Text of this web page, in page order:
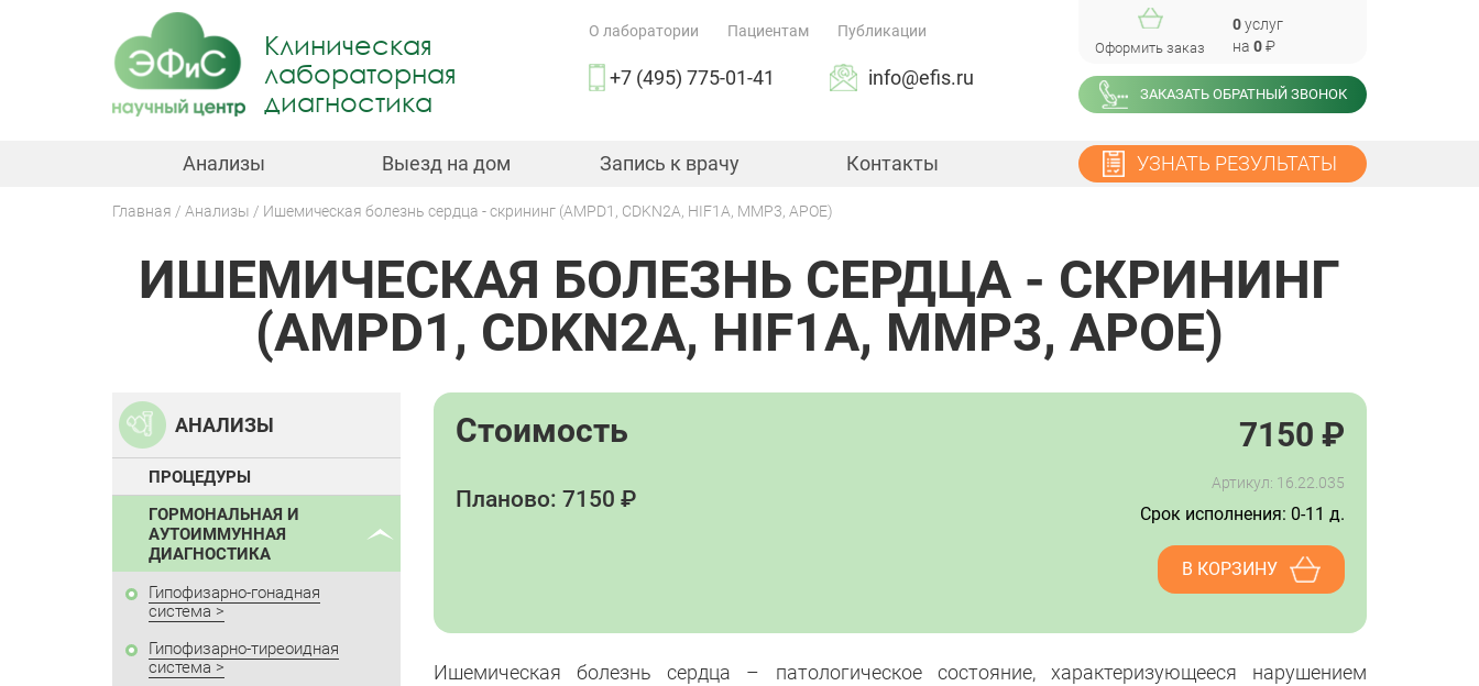
Клиническая
лабораторная
диагностика
О лаборатории Пациентам Публикации
+7 (495) 775-01-41 info@efis.ru
Оформить заказ
0услуг
на 0₽
ЗАКАЗАТЬ ОБРАТНЫЙ ЗВОНОК
Анализы Выезд на дом Запись к врачу Контакты УЗНАТЬ РЕЗУЛЬТАТЫ
здесь
Главная Анализы Ишемическая болезнь сердца - скрининг (AMPD1, CDKN2A, HIF1A, MMP3, APOE)
BackИШЕМИЧЕСКАЯ БОЛЕЗНЬ СЕРДЦА - СКРИНИНГ
(AMPD1, CDKN2A, HIF1A, MMP3, APOE)
АНАЛИЗЫ
ПРОЦЕДУРЫ
ГОРМОНАЛЬНАЯ И
АУТОИММУННАЯ
ДИАГНОСТИКА
Гипофизарно-гонадная
система
Гипофизарно-тиреоидная
система
Стоимость 7150 ₽
Планово: 7150 ₽
Артикул: 16.22.035
Срок исполнения: 0-11 д.
В КОРЗИНУ
Ишемическая болезнь сердца – патологическое состояние, характеризующееся нарушением